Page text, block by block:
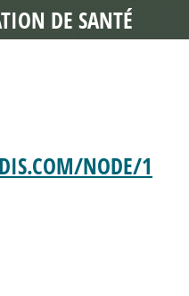
NODE/1
DE SANTÉ